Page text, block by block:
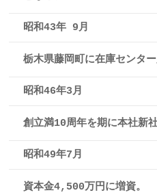
昭和43年 9月
栃木県藤岡町に在庫センター
昭和46年3月
創立満10周年を期に本社新
昭和49年7月
資本金4,500万円に増資。